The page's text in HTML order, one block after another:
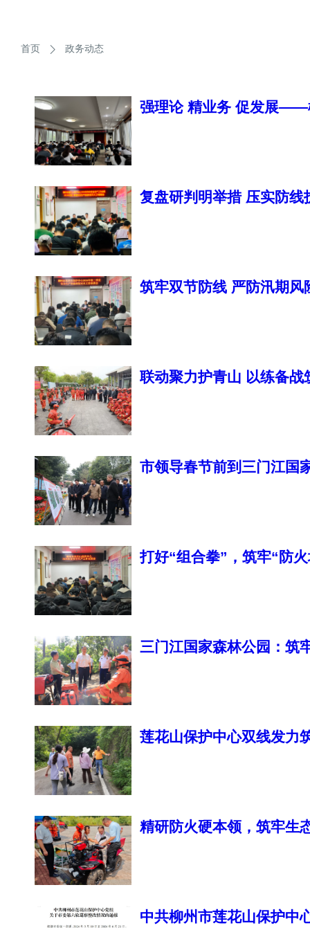
首页 政务动态
强理论 精业务 促发展——
复盘研判明举措 压实防
筑牢双节防线 严防汛期
联动聚力护青山 以练备
市领导春节前到三门江国
打好“组合拳”，筑牢“防
三门江国家森林公园：筑
莲花山保护中心双线发力
精研防火硬本领，筑牢
中共柳州市莲花山保护中